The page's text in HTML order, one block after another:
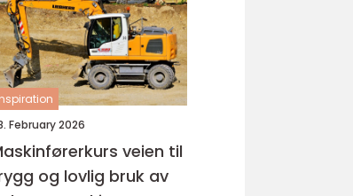
February 2026
veien til
og lovlig bruk av